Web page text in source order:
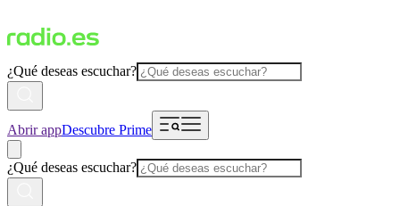
¿Qué deseas escuchar?
Abrir appDescubre Prime
¿Qué deseas escuchar?